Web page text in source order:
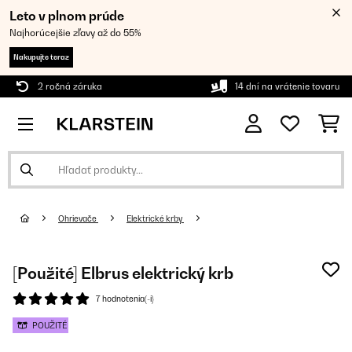
Leto v plnom prúde
Najhorúcejšie zľavy až do 55%
Nakupujte teraz
2 ročná záruka 14 dní na vrátenie tovaru
Ohrievače Elektrické krby
[Použité] Elbrus elektrický krb
7 hodnotenia(-í)
POUŽITÉ